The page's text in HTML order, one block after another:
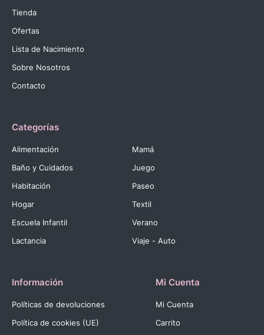
Tienda
Ofertas
Lista de Nacimiento
Sobre Nosotros
Contacto
Categorías
Alimentación
Baño y Cuidados
Habitación
Hogar
Escuela Infantil
Lactancia
Mamá
Juego
Paseo
Textil
Verano
Viaje - Auto
Información
Políticas de devoluciones
Política de cookies (UE)
Mi Cuenta
Mi Cuenta
Carrito